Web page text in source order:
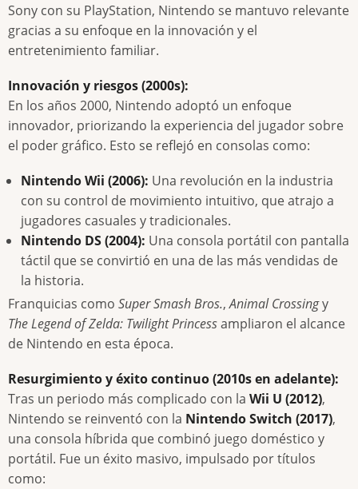
Sony con su PlayStation, Nintendo se mantuvo relevante
gracias a su enfoque en la innovación y el
entretenimiento familiar.
Innovación y riesgos (2000s):
En los años 2000, Nintendo adoptó un enfoque
innovador, priorizando la experiencia del jugador sobre
el poder gráfico. Esto se reflejó en consolas como:
Nintendo Wii (2006): Una revolución en la industria
con su control de movimiento intuitivo, que atrajo a
jugadores casuales y tradicionales.
Nintendo DS (2004): Una consola portátil con pantalla
táctil que se convirtió en una de las más vendidas de
la historia.
Franquicias como Super Smash Bros.,Animal Crossingy
The Legend of Zelda: Twilight Princessampliaron el alcance
de Nintendo en esta época.
Resurgimiento y éxito continuo (2010s en adelante):
Tras un periodo más complicado con la Wii U (2012),
Nintendo se reinventó con la Nintendo Switch (2017),
una consola híbrida que combinó juego doméstico y
portátil. Fue un éxito masivo, impulsado por títulos
como: